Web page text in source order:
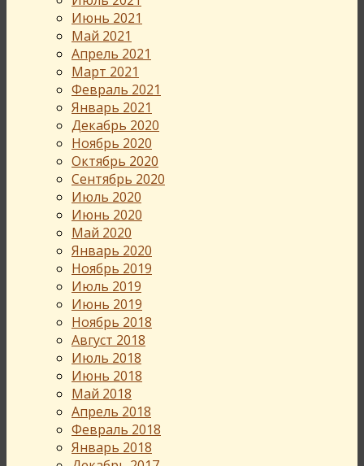
Июнь 2021
Май 2021
Апрель 2021
Март 2021
Февраль 2021
Январь 2021
Декабрь 2020
Ноябрь 2020
Октябрь 2020
Сентябрь 2020
Июль 2020
Июнь 2020
Май 2020
Январь 2020
Ноябрь 2019
Июль 2019
Июнь 2019
Ноябрь 2018
Август 2018
Июль 2018
Июнь 2018
Май 2018
Апрель 2018
Февраль 2018
Январь 2018